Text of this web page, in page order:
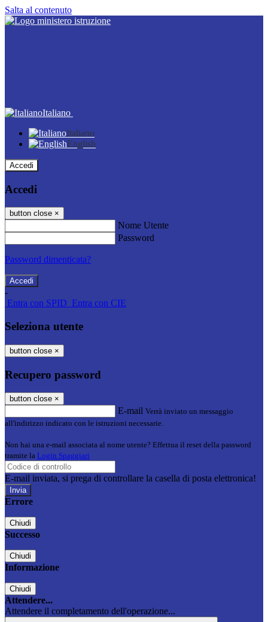
Salta al contenuto
Italiano
Italiano
English
Accedi
Accedi
button close ×
Nome Utente
Password
Password dimenticata?
-
Entra con SPID Entra con CIE
Seleziona utente
button close ×
Recupero password
button close ×
E-mail Verrà inviato un messaggio
all'indirizzo indicato con le istruzioni necessarie.
Non hai una e-mail associata al nome utente? Effettua il reset della password
tramite la Login Spaggiari
E-mail inviata, si prega di controllare la casella di posta elettronica!
Errore
Chiudi
Successo
Chiudi
Informazione
Chiudi
Attendere...
Attendere il completamento dell'operazione...